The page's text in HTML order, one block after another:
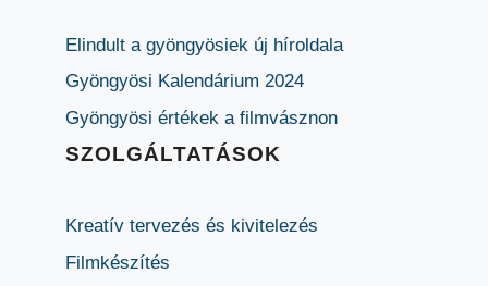
Elindult a gyöngyösiek új híroldala
Gyöngyösi Kalendárium 2024
Gyöngyösi értékek a filmvásznon
SZOLGÁLTATÁSOK
Kreatív tervezés és kivitelezés
Filmkészítés